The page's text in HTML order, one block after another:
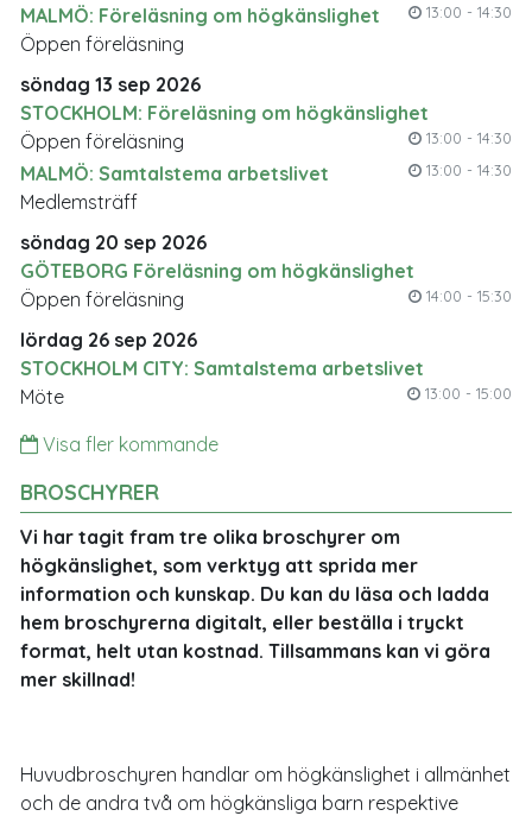
MALMÖ: Föreläsning om högkänslighet
13:00 - 14:30
Öppen föreläsning
söndag 13 sep 2026
STOCKHOLM: Föreläsning om högkänslighet
13:00 - 14:30
Öppen föreläsning
MALMÖ: Samtalstema arbetslivet
13:00 - 14:30
Medlemsträff
söndag 20 sep 2026
GÖTEBORG Föreläsning om högkänslighet
14:00 - 15:30
Öppen föreläsning
lördag 26 sep 2026
STOCKHOLM CITY: Samtalstema arbetslivet
13:00 - 15:00
Möte
Visa fler kommande
BROSCHYRER
Vi har tagit fram tre olika broschyrer om
högkänslighet, som verktyg att sprida mer
information och kunskap. Du kan du läsa och ladda
hem broschyrerna digitalt, eller beställa i tryckt
format, helt utan kostnad. Tillsammans kan vi göra
mer skillnad!
Huvudbroschyren handlar om högkänslighet i allmänhet
och de andra två om högkänsliga barn respektive